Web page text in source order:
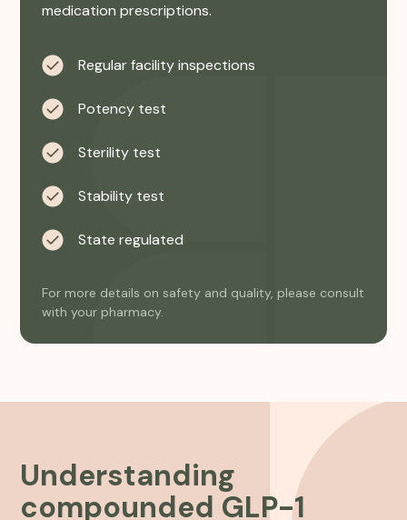
medication prescriptions.
Regular facility inspections
Potency test
Sterility test
Stability test
State regulated
For more details on safety and quality, please consult
with your pharmacy.
Understanding
compounded GLP-1